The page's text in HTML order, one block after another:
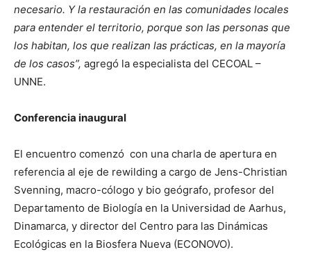
necesario. Y la restauración en las comunidades locales
para entender el territorio, porque son las personas que
los habitan, los que realizan las prácticas, en la mayoría
de los casos”, agregó la especialista del CECOAL –
UNNE.
Conferencia inaugural
El encuentro comenzó con una charla de apertura en
referencia al eje de rewilding a cargo de Jens-Christian
Svenning, macro-cólogo y bio geógrafo, profesor del
Departamento de Biología en la Universidad de Aarhus,
Dinamarca, y director del Centro para las Dinámicas
Ecológicas en la Biosfera Nueva (ECONOVO).